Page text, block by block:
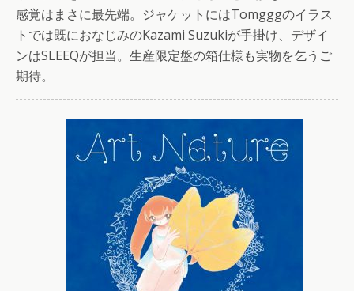
感覚はまさに最先端。ジャケットにはTomgggのイラス
トでは既におなじみのKazami Suzukiが手掛け、デザイ
ンはSLEEQが担当。生産限定盤の箱仕様も実物を乞うご
期待。